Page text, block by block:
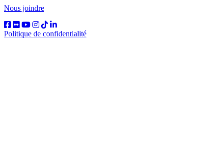
Nous joindre
Politique de confidentialité